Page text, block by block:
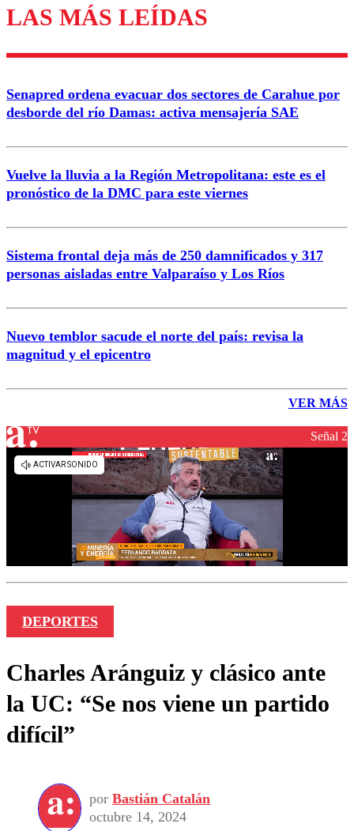
Enviar comentario
LAS MÁS LEÍDAS
Senapred ordena evacuar dos sectores de Carahue por
desborde del río Damas: activa mensajería SAE
Vuelve la lluvia a la Región Metropolitana: este es el
pronóstico de la DMC para este viernes
Sistema frontal deja más de 250 damnificados y 317
personas aisladas entre Valparaíso y Los Ríos
Nuevo temblor sacude el norte del país: revisa la
magnitud y el epicentro
VER MÁS
Señal 2
DEPORTES
Charles Aránguiz y clásico ante
la UC: “Se nos viene un partido
difícil”
por Bastián Catalán
octubre 14, 2024